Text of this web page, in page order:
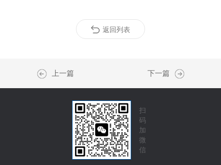
返回列表
上一篇 下一篇
扫
码
加
微
信